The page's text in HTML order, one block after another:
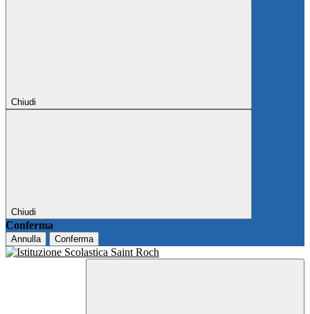
Chiudi
Chiudi
Conferma
Annulla Conferma